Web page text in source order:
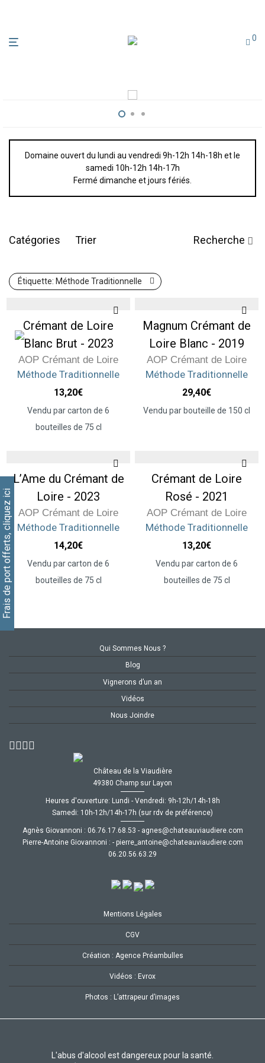
0
Frais de port offerts, cliquez ici
Domaine ouvert du lundi au vendredi 9h-12h 14h-18h et le
samedi 10h-12h 14h-17h
Fermé dimanche et jours fériés.
Catégories Trier Recherche
Étiquette: Méthode Traditionnelle
Crémant de Loire
Blanc Brut - 2023
AOP Crémant de Loire
Méthode Traditionnelle
13,20€
Vendu par carton de 6
bouteilles de 75 cl
Magnum Crémant de
Loire Blanc - 2019
AOP Crémant de Loire
Méthode Traditionnelle
29,40€
Vendu par bouteille de 150 cl
L’Ame du Crémant de
Loire - 2023
AOP Crémant de Loire
Méthode Traditionnelle
14,20€
Vendu par carton de 6
bouteilles de 75 cl
Crémant de Loire
Rosé - 2021
AOP Crémant de Loire
Méthode Traditionnelle
13,20€
Vendu par carton de 6
bouteilles de 75 cl
Qui Sommes Nous ?
Blog
Vignerons d’un an
Vidéos
Nous Joindre
Château de la Viaudière
49380 Champ sur Layon
Heures d'ouverture: Lundi - Vendredi: 9h-12h/14h-18h
Samedi: 10h-12h/14h-17h (sur rdv de préférence)
Agnès Giovannoni : moc.ereiduaivuaetahc@senga
-
35.86.71.67.60
Pierre-Antoine Giovannoni :
moc.ereiduaivuaetahc@eniotna_erreip
-
92.36.65.02.60
Mentions Légales
CGV
Création : Agence Préambulles
Vidéos : Evrox
Photos : L’attrapeur d’images
L'abus d'alcool est dangereux pour la santé.